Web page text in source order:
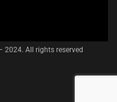
All rights reserved